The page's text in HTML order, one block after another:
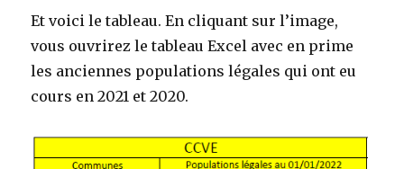
Et voici le tableau. En cliquant sur l’image,
vous ouvrirez le tableau Excel avec en prime
les anciennes populations légales qui ont eu
cours en 2021 et 2020.